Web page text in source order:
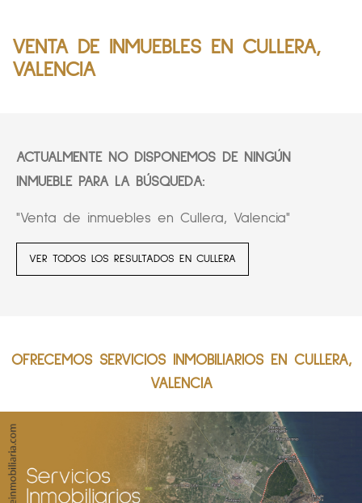
VENTA DE INMUEBLES EN CULLERA,
VALENCIA
ACTUALMENTE NO DISPONEMOS DE NINGÚN
INMUEBLE PARA LA BÚSQUEDA:
"Venta de inmuebles en Cullera, Valencia"
VER TODOS LOS RESULTADOS EN CULLERA
OFRECEMOS SERVICIOS INMOBILIARIOS EN CULLERA,
VALENCIA